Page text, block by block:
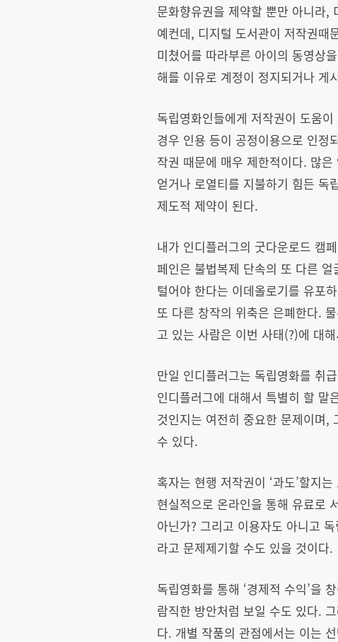
문화향유권을 제약할 뿐만 아니라,
예컨데, 디지털 도서관이 저작권때
미쳤어를 따라부른 아이의 동영상
해를 이유로 계정이 정지되거나 게
독립영화인들에게 저작권이 도움
경우 인용 등이 공정이용으로 인정
작권 때문에 매우 제한적이다. 많
얻거나 로열티를 지불하기 힘든 독
제도적 제약이 된다.
내가 인디플러그의 굿다운로드 캠
페인은 불법복제 단속의 또 다른
털어야 한다는 이데올로기를 유포
또 다른 창작의 위축은 은폐한다.
고 있는 사람은 이번 사태(?)에 대
만일 인디플러그는 독립영화를 취
인디플러그에 대해서 특별히 할 말
것인지는 여전히 중요한 문제이며,
수 있다.
혹자는 현행 저작권이 ‘과도’할지
현실적으로 온라인을 통해 유료로
아닌가? 그리고 이용자도 아니고
라고 문제제기할 수도 있을 것이다.
독립영화를 통해 ‘경제적 수익’을
람직한 방안처럼 보일 수도 있다.
다. 개별 작품의 관점에서는 이는